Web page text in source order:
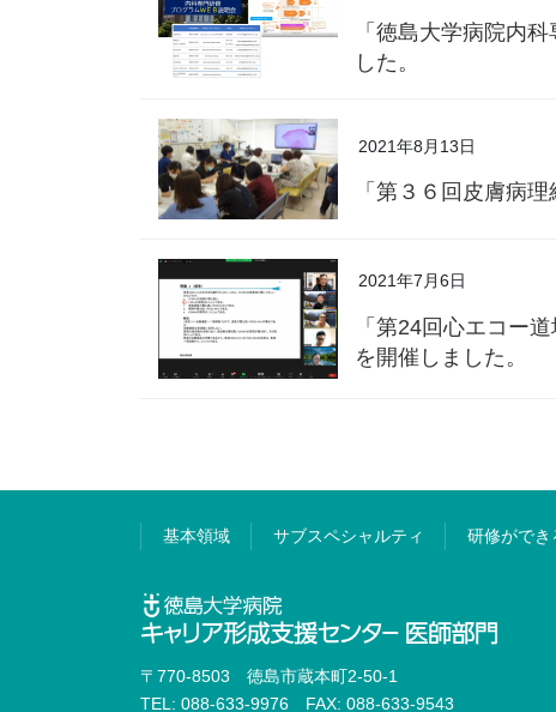
「徳島大学病院内
した。
2021年8月13日
「第３６回皮膚病
2021年7月6日
「第24回心エコー
を開催しました。
基本領域 サブスペシャルティ 研修ができ
〒770-8503 徳島市蔵本町2-50-1
TEL: 088-633-9976 FAX: 088-633-9543